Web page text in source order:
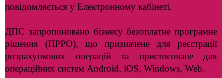
повідомляється у Електронному кабінеті.
ДПС запропоновано бізнесу безоплатне програмне
рішення (ПРРО), що призначене для реєстрації
розрахункових операцій та пристосоване для
операційних систем Android, iOS, Windows, Web.